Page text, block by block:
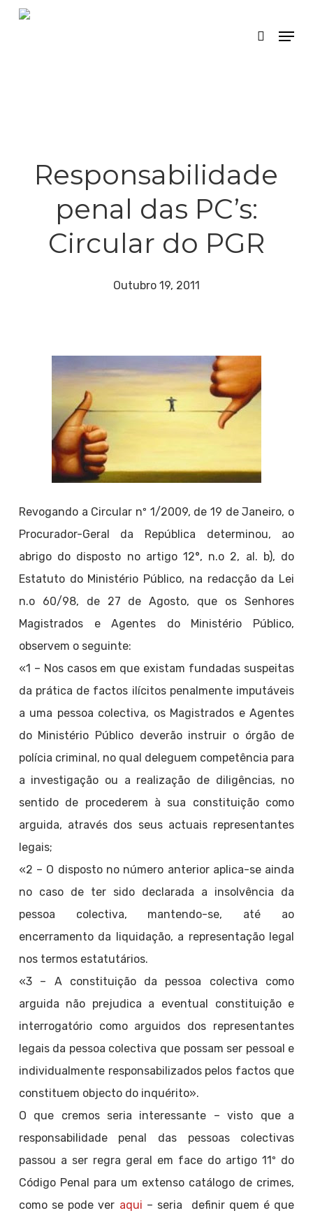
Skip
search
Menu
Responsabilidade
penal das PC’s:
Circular do PGR
Outubro 19, 2011
Revogando a Circular nº 1/2009, de 19 de Janeiro, o
Procurador-Geral da República determinou, ao
abrigo do disposto no artigo 12°, n.o 2, aI. b), do
Estatuto do Ministério Público, na redacção da Lei
n.o 60/98, de 27 de Agosto, que os Senhores
Magistrados e Agentes do Ministério Público,
observem o seguinte:
«1 – Nos casos em que existam fundadas suspeitas
da prática de factos ilícitos penalmente imputáveis
a uma pessoa colectiva, os Magistrados e Agentes
do Ministério Público deverão instruir o órgão de
polícia criminal, no qual deleguem competência para
a investigação ou a realização de diligências, no
sentido de procederem à sua constituição como
arguida, através dos seus actuais representantes
legais;
«2 – O disposto no número anterior aplica-se ainda
no caso de ter sido declarada a insolvência da
pessoa colectiva, mantendo-se, até ao
encerramento da liquidação, a representação legal
nos termos estatutários.
«3 – A constituição da pessoa colectiva como
arguida não prejudica a eventual constituição e
interrogatório como arguidos dos representantes
legais da pessoa colectiva que possam ser pessoal e
individualmente responsabilizados pelos factos que
constituem objecto do inquérito».
O que cremos seria interessante – visto que a
responsabilidade penal das pessoas colectivas
passou a ser regra geral em face do artigo 11º do
Código Penal para um extenso catálogo de crimes,
como se pode ver aqui – seria definir quem é que